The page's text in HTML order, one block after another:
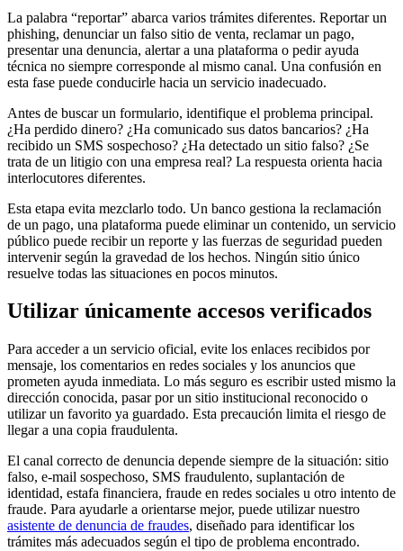
La palabra “reportar” abarca varios trámites diferentes. Reportar un
phishing, denunciar un falso sitio de venta, reclamar un pago,
presentar una denuncia, alertar a una plataforma o pedir ayuda
técnica no siempre corresponde al mismo canal. Una confusión en
esta fase puede conducirle hacia un servicio inadecuado.
Antes de buscar un formulario, identifique el problema principal.
¿Ha perdido dinero? ¿Ha comunicado sus datos bancarios? ¿Ha
recibido un SMS sospechoso? ¿Ha detectado un sitio falso? ¿Se
trata de un litigio con una empresa real? La respuesta orienta hacia
interlocutores diferentes.
Esta etapa evita mezclarlo todo. Un banco gestiona la reclamación
de un pago, una plataforma puede eliminar un contenido, un servicio
público puede recibir un reporte y las fuerzas de seguridad pueden
intervenir según la gravedad de los hechos. Ningún sitio único
resuelve todas las situaciones en pocos minutos.
Utilizar únicamente accesos verificados
Para acceder a un servicio oficial, evite los enlaces recibidos por
mensaje, los comentarios en redes sociales y los anuncios que
prometen ayuda inmediata. Lo más seguro es escribir usted mismo la
dirección conocida, pasar por un sitio institucional reconocido o
utilizar un favorito ya guardado. Esta precaución limita el riesgo de
llegar a una copia fraudulenta.
El canal correcto de denuncia depende siempre de la situación: sitio
falso, e-mail sospechoso, SMS fraudulento, suplantación de
identidad, estafa financiera, fraude en redes sociales u otro intento de
fraude. Para ayudarle a orientarse mejor, puede utilizar nuestro
asistente de denuncia de fraudes, diseñado para identificar los
trámites más adecuados según el tipo de problema encontrado.